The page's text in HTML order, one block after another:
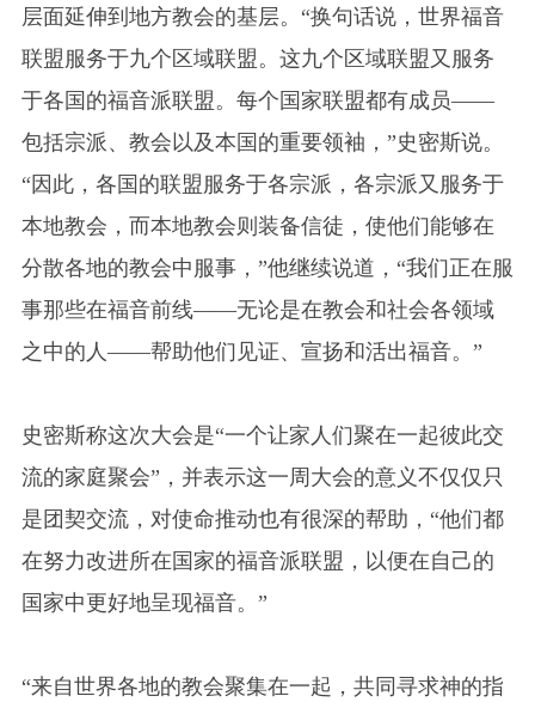
层面延伸到地方教会的基层。“换句话说，世界福音
联盟服务于九个区域联盟。这九个区域联盟又服务
于各国的福音派联盟。每个国家联盟都有成员——
包括宗派、教会以及本国的重要领袖，”史密斯说。
“因此，各国的联盟服务于各宗派，各宗派又服务于
本地教会，而本地教会则装备信徒，使他们能够在
分散各地的教会中服事，”他继续说道，“我们正在服
事那些在福音前线——无论是在教会和社会各领域
之中的人——帮助他们见证、宣扬和活出福音。”
史密斯称这次大会是“一个让家人们聚在一起彼此交
流的家庭聚会”，并表示这一周大会的意义不仅仅只
是团契交流，对使命推动也有很深的帮助，“他们都
在努力改进所在国家的福音派联盟，以便在自己的
国家中更好地呈现福音。”
“来自世界各地的教会聚集在一起，共同寻求神的指